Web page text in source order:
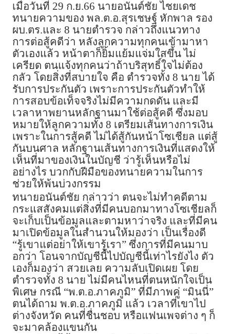
เมื่อวันที่ 29 ก.ย.66 นายอนันต์ชัย ไชยเดช
ทนายความของ พล.ต.อ.สุรเชษฐ์ หักพาล รอง
ผบ.ตร.และ 8 นายตำรวจ กล่าวถึงแนวทาง
การต่อสู้คดีว่า หลังลูกความทุกคนเข้ามาหา
ตัวเองแล้ว หน้าตาก็ยิ้มแย้มแจ่มใสขึ้น ไม่
เครียด ตนแจ้งทุกคนว่าถ้าบริสุทธิ์ใจไม่ต้อง
กลัว โดยสิ่งที่สบายใจ คือ ตำรวจทั้ง 8 นาย ได้
รับการประกันตัว เพราะการประกันตัวทำให้
การสอบข้อเท็จจริงไม่มีความกดดัน และมี
เวลาหาพยานหลักฐานมาใช้ต่อสู้คดี ซึ่งมอบ
หมายให้ลูกความทั้ง 8 เตรียมเส้นทางการเงิน
เพราะในการสู้คดี ไม่ได้สู้กันหน้าโซเชียล แต่สู้
กันบนศาล หลักฐานเส้นทางการเงินที่แสดงให้
เห็นที่มาของเงินในบัญชี ว่ารู้เห็นหรือไม่
อย่างไร บวกกับฝีมือของทนายความในการ
ช่วยให้พ้นบ่วงกรรม
ทนายอนันต์ชัย กล่าวว่า ตนจะไม่ทำคดีตาม
กระแสสังคมแต่สิ่งที่มีคนบอกมาทางโซเชียลก็
จะเก็บเป็นข้อมูลและตามหาว่าจริง และที่มีคน
มาเปิดข้อมูลในสำนวนให้มองว่า เป็นเรื่องดี
“รู้เขาแต่อย่าให้เขารู้เรา” ซึ่งการที่มีคนมาบ
อกว่า โอนจากบัญชีนี้ไปบัญชีนี้เท่าไรยังไง ตัว
เองก็มองว่า สวยเลย ความลับเปิดเผย โดย
ตำรวจทั้ง 8 นาย ไม่มีคนไหนที่ตนหนักใจเป็น
พิเศษ กรณี “พ.ต.อ.ภาคภูมิ” ที่มีภาพคู่ “มินนี่”
ตนได้ถาม พ.ต.อ.ภาคภูมิ แล้ว เวลาที่เขาไป
ต่างจังหวัด คนที่ชื่นชอบ หรือแฟนเพจต่าง ๆ ก็
จะมาคล้องแขนกัน